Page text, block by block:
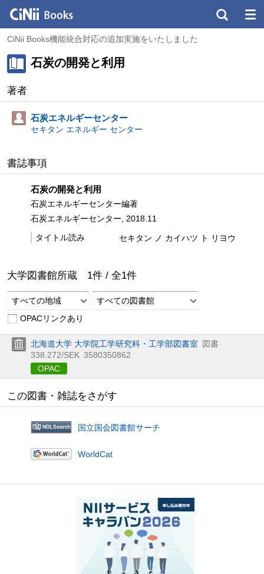
CiNii Books機能統合対応の追加実施をいたしました
石炭の開発と利用
著者
石炭エネルギーセンター
セキタン エネルギー センター
書誌事項
石炭の開発と利用
石炭エネルギーセンター編著
石炭エネルギーセンター, 2018.11
タイトル読み
セキタン ノ カイハツ ト リヨウ
大学図書館所蔵 1件 / 全1件
すべての地域
すべての図書館
OPACリンクあり
北海道大学 大学院工学研究科・工学部図書室
図書
338.272/SEK 3580350862
OPAC
この図書・雑誌をさがす
国立国会図書館サーチ
WorldCat